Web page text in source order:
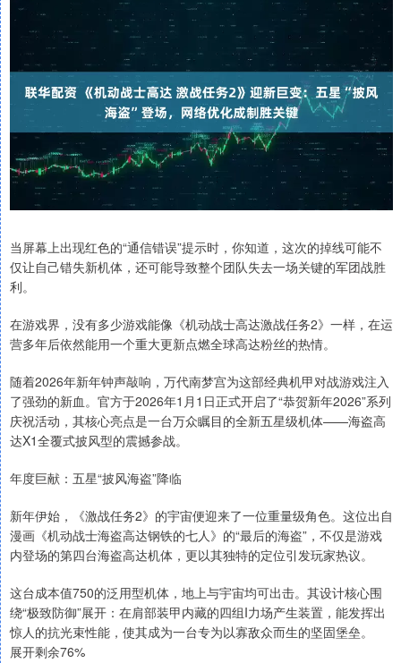
当屏幕上出现红色的“通信错误”提示时，你知道，这次的掉线可能不
仅让自己错失新机体，还可能导致整个团队失去一场关键的军团战胜
利。
在游戏界，没有多少游戏能像《机动战士高达激战任务2》一样，在运
营多年后依然能用一个重大更新点燃全球高达粉丝的热情。
随着2026年新年钟声敲响，万代南梦宫为这部经典机甲对战游戏注入
了强劲的新血。官方于2026年1月1日正式开启了“恭贺新年2026”系列
庆祝活动，其核心亮点是一台万众瞩目的全新五星级机体——海盗高
达X1全覆式披风型的震撼参战。
年度巨献：五星“披风海盗”降临
新年伊始，《激战任务2》的宇宙便迎来了一位重量级角色。这位出自
漫画《机动战士海盗高达钢铁的七人》的“最后的海盗”，不仅是游戏
内登场的第四台海盗高达机体，更以其独特的定位引发玩家热议。
这台成本值750的泛用型机体，地上与宇宙均可出击。其设计核心围
绕“极致防御”展开：在肩部装甲内藏的四组I力场产生装置，能发挥出
惊人的抗光束性能，使其成为一台专为以寡敌众而生的坚固堡垒。
展开剩余76%